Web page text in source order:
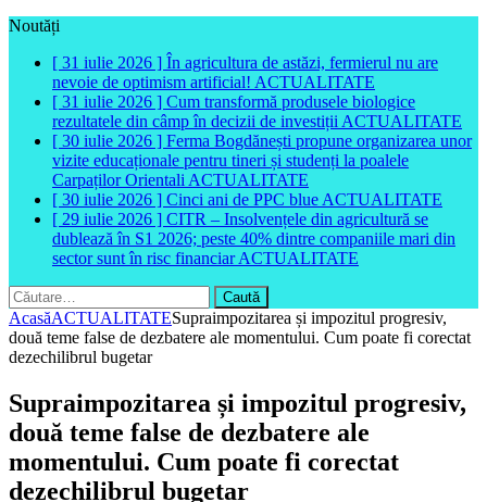
Noutăți
[ 31 iulie 2026 ] În agricultura de astăzi, fermierul nu are
nevoie de optimism artificial! ACTUALITATE
[ 31 iulie 2026 ] Cum transformă produsele biologice
rezultatele din câmp în decizii de investiții ACTUALITATE
[ 30 iulie 2026 ] Ferma Bogdănești propune organizarea unor
vizite educaționale pentru tineri și studenți la poalele
Carpaților Orientali ACTUALITATE
[ 30 iulie 2026 ] Cinci ani de PPC blue ACTUALITATE
[ 29 iulie 2026 ] CITR – Insolvențele din agricultură se
dublează în S1 2026; peste 40% dintre companiile mari din
sector sunt în risc financiarACTUALITATE
Caută
după:
AcasăACTUALITATESupraimpozitarea și impozitul progresiv,
două teme false de dezbatere ale momentului. Cum poate fi corectat
dezechilibrul bugetar
Supraimpozitarea și impozitul progresiv,
două teme false de dezbatere ale
momentului. Cum poate fi corectat
dezechilibrul bugetar